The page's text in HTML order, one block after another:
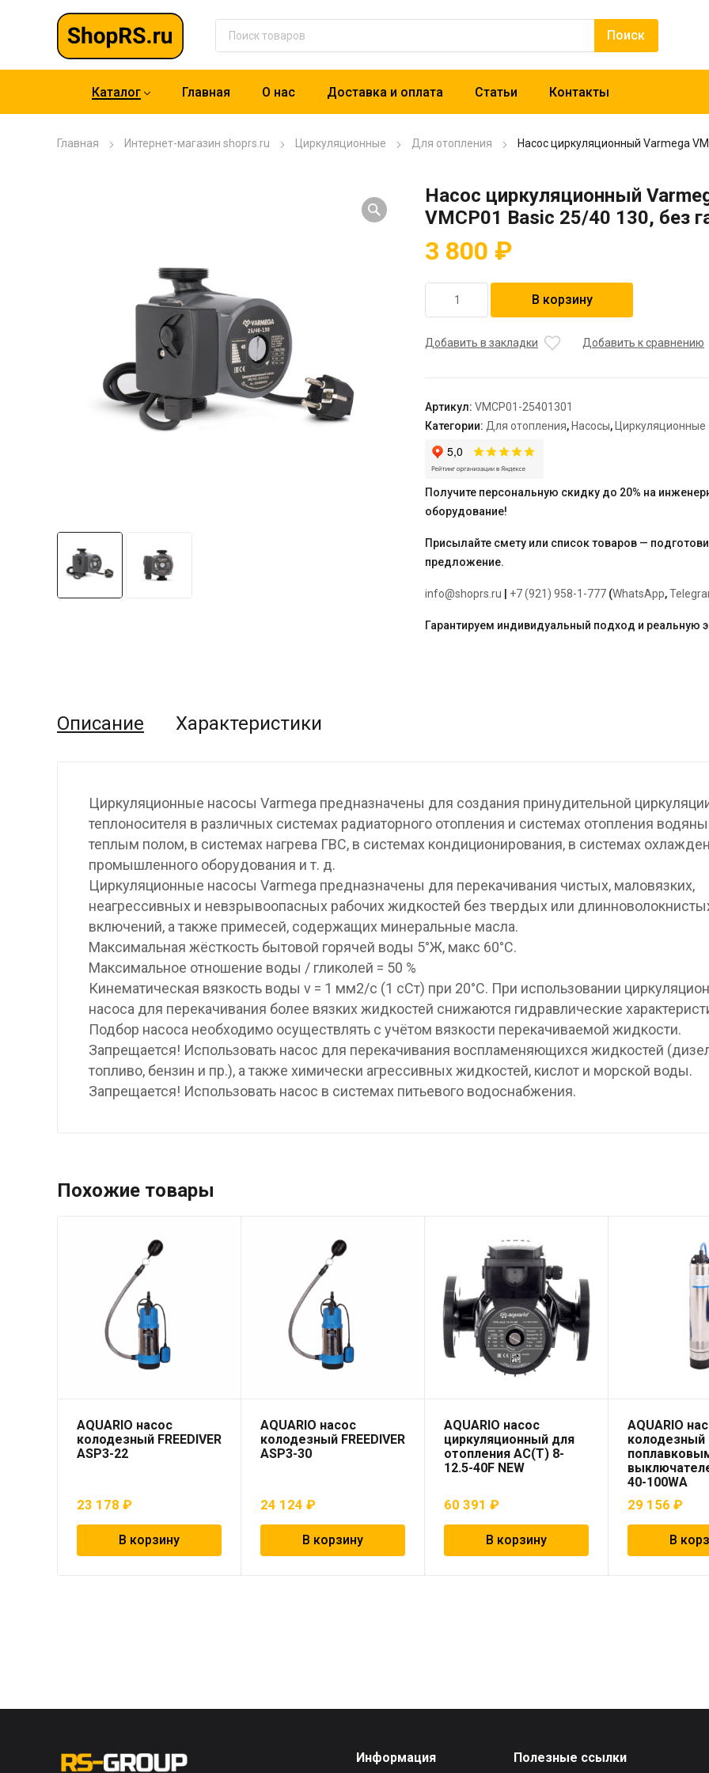
Каталог Главная О нас Доставка и оплата Статьи Контакты
Главная Интернет-магазин shoprs.ru Циркуляционные Для отопления Насос циркуляционный Varmega
Насос циркуляционный
VMCP01 Basic 25/40 130, без
3 800 ₽
товара
циркуляционный
25/40
130,
без
гаек
В корзину
Добавить в закладки Добавить к сравнению
Артикул: VMCP01-25401301
Категории: Для отопления, Насосы, Циркуляционные
Получите персональную скидку до 20% на
оборудование!
Присылайте смету или список товаров —
предложение.
info@shoprs.ru +7 (921) 958-1-777 (WhatsApp,
Гарантируем индивидуальный подход и реальную
Описание Характеристики
Циркуляционные насосы Varmega предназначены для создания принудительной
теплоносителя в различных системах радиаторного отопления и системах отопления
теплым полом, в системах нагрева ГВС, в системах кондиционирования, в системах
промышленного оборудования и т. д.
Циркуляционные насосы Varmega предназначены для перекачивания чистых, маловязких,
неагрессивных и невзрывоопасных рабочих жидкостей без твердых или
включений, а также примесей, содержащих минеральные масла.
Максимальная жёсткость бытовой горячей воды 5°Ж, макс 60°С.
Максимальное отношение воды / гликолей = 50 %
Кинематическая вязкость воды ν = 1 мм2/с (1 сСт) при 20°С. При использовании
насоса для перекачивания более вязких жидкостей снижаются гидравлические
Подбор насоса необходимо осуществлять с учётом вязкости перекачиваемой жидкости.
Запрещается! Использовать насос для перекачивания воспламеняющихся жидкостей
топливо, бензин и пр.), а также химически агрессивных жидкостей, кислот и морской воды.
Запрещается! Использовать насос в системах питьевого водоснабжения.
Похожие товары
AQUARIO насос
колодезный FREEDIVER
ASP3-22
23 178 ₽
В корзину
AQUARIO насос
колодезный FREEDIVER
ASP3-30
24 124₽
В корзину
AQUARIO насос
циркуляционный для
отопления AC(T) 8-
12.5-40F NEW
60 391₽
В корзину
AQUARIO
колодезный
40-100WA
29 156₽
В
Информация Полезные ссылки